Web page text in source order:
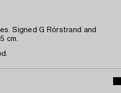
Signed G Rörstrand and
cm.